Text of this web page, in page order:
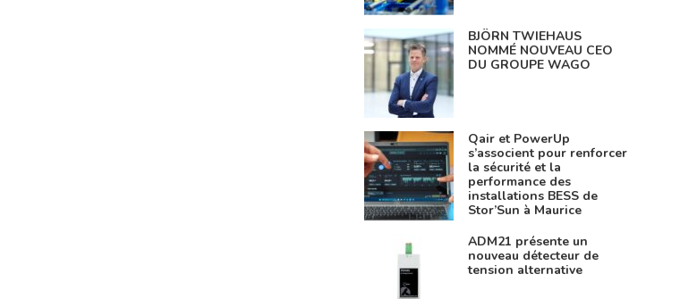
BJÖRN TWIEHAUS
NOMMÉ NOUVEAU CEO
DU GROUPE WAGO
Qair et PowerUp
s’associent pour renforcer
la sécurité et la
performance des
installations BESS de
Stor’Sun à Maurice
ADM21 présente un
nouveau détecteur de
tension alternative